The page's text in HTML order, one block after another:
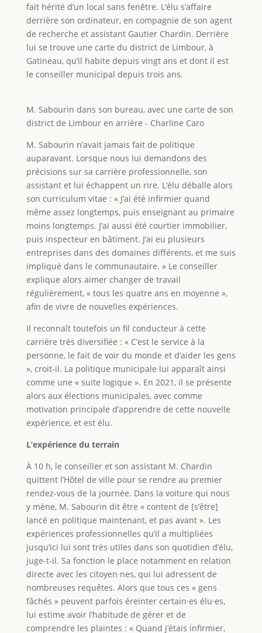
fait hérité d’un local sans fenêtre. L’élu s’affaire
derrière son ordinateur, en compagnie de son agent
de recherche et assistant Gautier Chardin. Derrière
lui se trouve une carte du district de Limbour, à
Gatineau, qu’il habite depuis vingt ans et dont il est
le conseiller municipal depuis trois ans.
M. Sabourin dans son bureau, avec une carte de son
district de Limbour en arrière - Charline Caro
M. Sabourin n’avait jamais fait de politique
auparavant. Lorsque nous lui demandons des
précisions sur sa carrière professionnelle, son
assistant et lui échappent un rire. L’élu déballe alors
son curriculum vitae : « J’ai été infirmier quand
même assez longtemps, puis enseignant au primaire
moins longtemps. J’ai aussi été courtier immobilier,
puis inspecteur en bâtiment. J’ai eu plusieurs
entreprises dans des domaines différents, et me suis
impliqué dans le communautaire. » Le conseiller
explique alors aimer changer de travail
régulièrement, « tous les quatre ans en moyenne »,
afin de vivre de nouvelles expériences.
Il reconnaît toutefois un fil conducteur à cette
carrière très diversifiée : « C’est le service à la
personne, le fait de voir du monde et d’aider les gens
», croit-il. La politique municipale lui apparaît ainsi
comme une « suite logique ». En 2021, il se présente
alors aux élections municipales, avec comme
motivation principale d’apprendre de cette nouvelle
expérience, et est élu.
L’expérience du terrain
À 10 h, le conseiller et son assistant M. Chardin
quittent l’Hôtel de ville pour se rendre au premier
rendez-vous de la journée. Dans la voiture qui nous
y mène, M. Sabourin dit être « content de [s’être]
lancé en politique maintenant, et pas avant ». Les
expériences professionnelles qu’il a multipliées
jusqu’ici lui sont très utiles dans son quotidien d’élu,
juge-t-il. Sa fonction le place notamment en relation
directe avec les citoyen·nes, qui lui adressent de
nombreuses requêtes. Alors que tous ces « gens
fâchés » peuvent parfois éreinter certain·es élu·es,
lui estime avoir l’habitude de gérer et de
comprendre les plaintes : « Quand j’étais infirmier,